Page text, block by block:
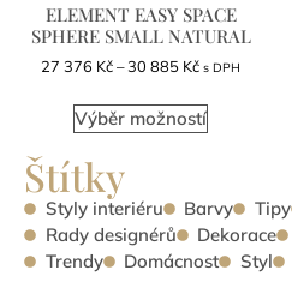
ELEMENT EASY SPACE
SPHERE SMALL NATURAL
27 376 Kč–30 885 Kč s DPH
Výběr možností
Štítky
Styly interiéru Barvy Tipy
Rady designérů
Dekorace
Trendy
Domácnost Styl